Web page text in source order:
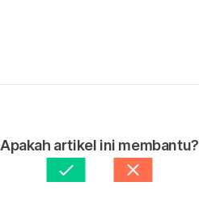
Apakah artikel ini membantu?